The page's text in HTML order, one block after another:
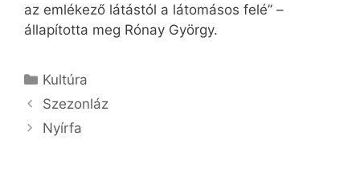
az emlékező látástól a látomásos felé” –
állapította meg Rónay György.
Kategória
Kultúra
Szezonláz
Nyírfa